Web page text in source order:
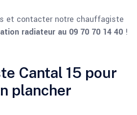
et contacter notre chauffagiste
radiateur au 09 70 70 14 40 !
Cantal 15 pour
plancher